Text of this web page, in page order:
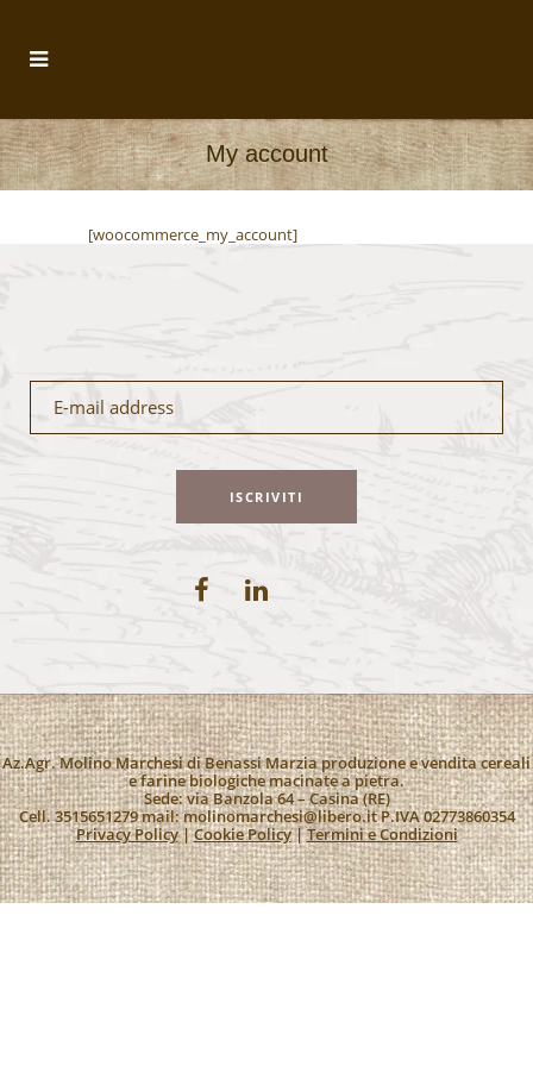
My account
[woocommerce_my_account]
Az.Agr. Molino Marchesi di Benassi Marzia produzione e vendita cereali
e farine biologiche macinate a pietra.
Sede: via Banzola 64 – Casina (RE)
Cell. 3515651279 mail:molinomarchesi@libero.itP.IVA 02773860354
Privacy Policy|Cookie Policy|Termini e Condizioni